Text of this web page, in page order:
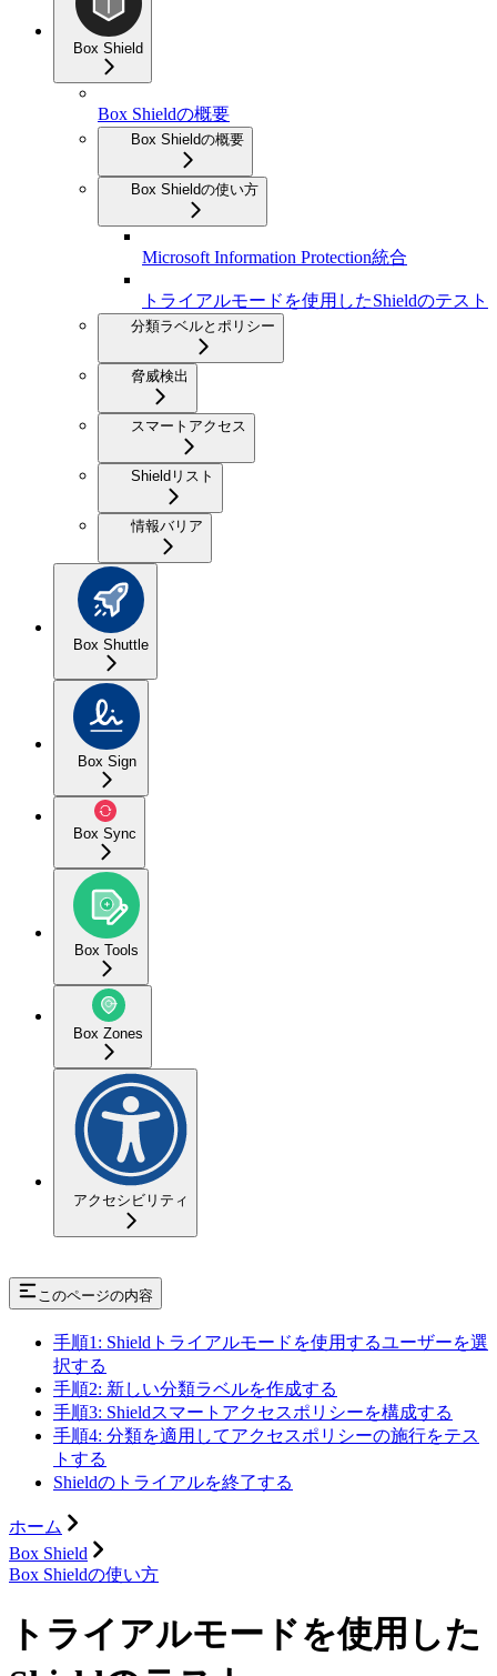
Box Shield
Box Shieldの概要
Box Shieldの概要
Box Shieldの使い方
Microsoft Information Protection統合
トライアルモードを使用したShieldのテスト
分類ラベルとポリシー
脅威検出
スマートアクセス
Shieldリスト
情報バリア
Box Shuttle
Box Sign
Box Sync
Box Tools
Box Zones
アクセシビリティ
このページの内容
手順1: Shieldトライアルモードを使用するユーザーを選
択する
手順2: 新しい分類ラベルを作成する
手順3: Shieldスマートアクセスポリシーを構成する
手順4: 分類を適用してアクセスポリシーの施行をテス
トする
Shieldのトライアルを終了する
ホーム
Box Shield
Box Shieldの使い方
トライアルモードを使用した